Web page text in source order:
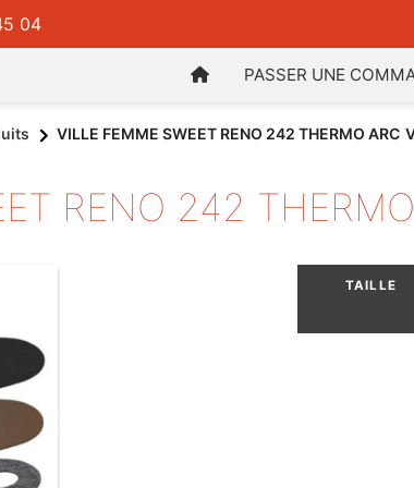
04
PASSER UNE
VILLE FEMME SWEET RENO 242 THERMO ARC
RENO 242
TAILLE